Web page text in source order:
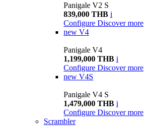
Panigale V2 S
839,000 THB i
Configure Discover more
new V4
Panigale V4
1,199,000 THB i
Configure Discover more
new V4S
Panigale V4 S
1,479,000 THB i
Configure Discover more
Scrambler